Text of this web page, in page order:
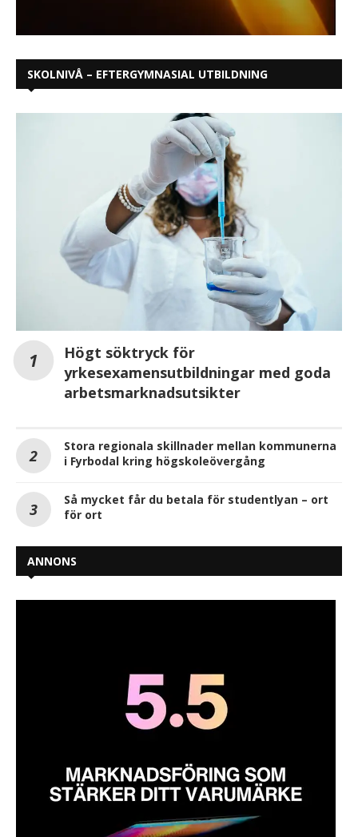
SKOLNIVÅ – EFTERGYMNASIAL UTBILDNING
Högt söktryck för
yrkesexamensutbildningar med goda
arbetsmarknadsutsikter
Stora regionala skillnader mellan kommunerna
i Fyrbodal kring högskoleövergång
Så mycket får du betala för studentlyan – ort
för ort
ANNONS